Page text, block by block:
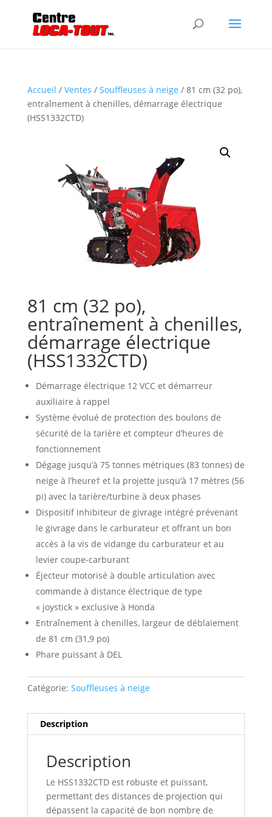
Accueil / Ventes / Souffleuses à neige / 81 cm (32 po),
entraînement à chenilles, démarrage électrique
(HSS1332CTD)
81 cm (32 po),
entraînement à chenilles,
démarrage électrique
(HSS1332CTD)
Démarrage électrique 12 VCC et démarreur
auxiliaire à rappel
Système évolué de protection des boulons de
sécurité de la tarière et compteur d’heures de
fonctionnement
Dégage jusqu’à 75 tonnes métriques (83 tonnes) de
neige à l’heure† et la projette jusqu’à 17 mètres (56
pi) avec la tarière/turbine à deux phases
Dispositif inhibiteur de givrage intégré prévenant
le givrage dans le carburateur et offrant un bon
accès à la vis de vidange du carburateur et au
levier coupe-carburant
Éjecteur motorisé à double articulation avec
commande à distance électrique de type
« joystick » exclusive à Honda
Entraînement à chenilles, largeur de déblaiement
de 81 cm (31,9 po)
Phare puissant à DEL
Catégorie: Souffleuses à neige
Description
Description
Le HSS1332CTD est robuste et puissant,
permettant des distances de projection qui
dépassent la capacité de bon nombre de